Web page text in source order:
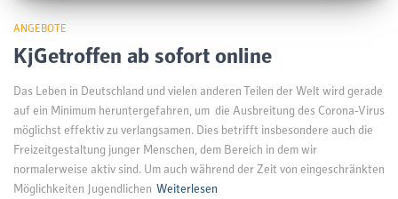
ANGEBOTE
KjGetroffen ab sofort online
Das Leben in Deutschland und vielen anderen Teilen der Welt wird gerade
auf ein Minimum heruntergefahren, um die Ausbreitung des Corona-Virus
möglichst effektiv zu verlangsamen. Dies betrifft insbesondere auch die
Freizeitgestaltung junger Menschen, dem Bereich in dem wir
normalerweise aktiv sind. Um auch während der Zeit von eingeschränkten
Möglichkeiten Jugendlichen Weiterlesen